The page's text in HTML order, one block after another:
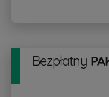
Bezpłatny